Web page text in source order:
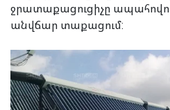
ջրատաքացուցիչը
անվճար տաքացում: